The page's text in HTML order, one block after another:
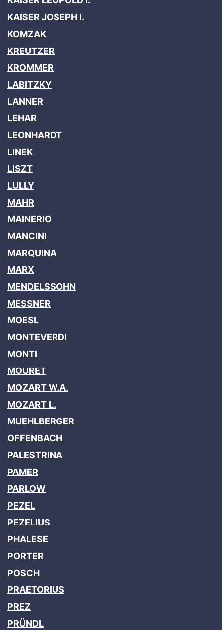
KAISER JOSEPH I.
KOMZAK
KREUTZER
KROMMER
LABITZKY
LANNER
LEHAR
LEONHARDT
LINEK
LISZT
LULLY
MAHR
MAINERIO
MANCINI
MARQUINA
MARX
MENDELSSOHN
MESSNER
MOESL
MONTEVERDI
MONTI
MOURET
MOZART W.A.
MOZART L.
MUEHLBERGER
OFFENBACH
PALESTRINA
PAMER
PARLOW
PEZEL
PEZELIUS
PHALESE
PORTER
POSCH
PRAETORIUS
PREZ
PRÜNDL